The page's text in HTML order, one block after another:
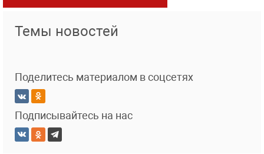
Темы новостей
Поделитесь материалом в соцсетях
Подписывайтесь на нас